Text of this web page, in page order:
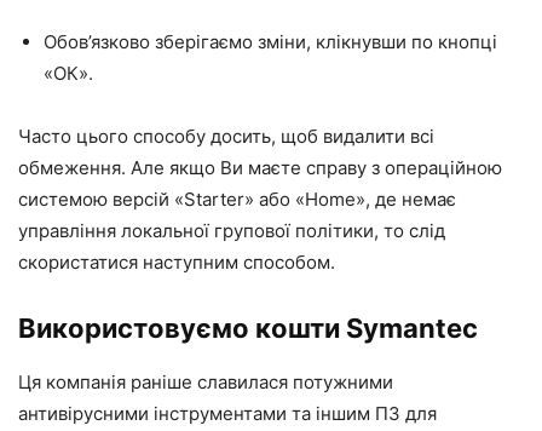
Обов’язково зберігаємо зміни, клікнувши по кнопці
«ОК».
Часто цього способу досить, щоб видалити всі
обмеження. Але якщо Ви маєте справу з операційною
системою версій «Starter» або «Home», де немає
управління локальної групової політики, то слід
скористатися наступним способом.
Використовуємо кошти Symantec
Ця компанія раніше славилася потужними
антивірусними інструментами та іншим ПЗ для